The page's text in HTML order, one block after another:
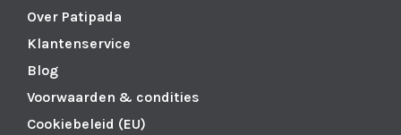
Over Patipada
Klantenservice
Blog
Voorwaarden & condities
Cookiebeleid (EU)